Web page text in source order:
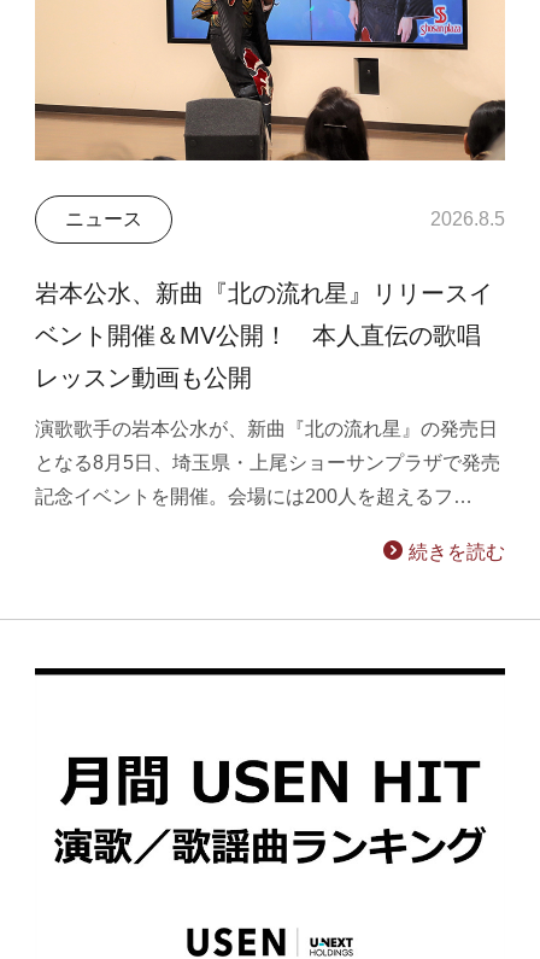
ニュース 2026.8.5
岩本公水、新曲『北の流れ星』リリースイ
ベント開催＆MV公開！ 本人直伝の歌唱
レッスン動画も公開
演歌歌手の岩本公水が、新曲『北の流れ星』の発売日
となる8月5日、埼玉県・上尾ショーサンプラザで発売
記念イベントを開催。会場には200人を超えるフ…
続きを読む